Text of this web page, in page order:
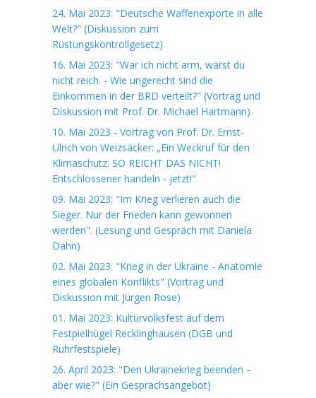
24. Mai 2023: "Deutsche Waffenexporte in alle
Welt?" (Diskussion zum
Rüstungskontrollgesetz)
16. Mai 2023: "Wär ich nicht arm, wärst du
nicht reich. - Wie ungerecht sind die
Einkommen in der BRD verteilt?" (Vortrag und
Diskussion mit Prof. Dr. Michael Hartmann)
10. Mai 2023 - Vortrag von Prof. Dr. Ernst-
Ulrich von Weizsäcker: „Ein Weckruf für den
Klimaschutz: SO REICHT DAS NICHT!
Entschlossener handeln - jetzt!"
09. Mai 2023: "Im Krieg verlieren auch die
Sieger. Nur der Frieden kann gewonnen
werden". (Lesung und Gespräch mit Daniela
Dahn)
02. Mai 2023: "Krieg in der Ukraine - Anatomie
eines globalen Konflikts" (Vortrag und
Diskussion mit Jürgen Rose)
01. Mai 2023: Kulturvolksfest auf dem
Festpielhügel Recklinghausen (DGB und
Ruhrfestspiele)
26. April 2023: "Den Ukrainekrieg beenden –
aber wie?" (Ein Gesprächsangebot)